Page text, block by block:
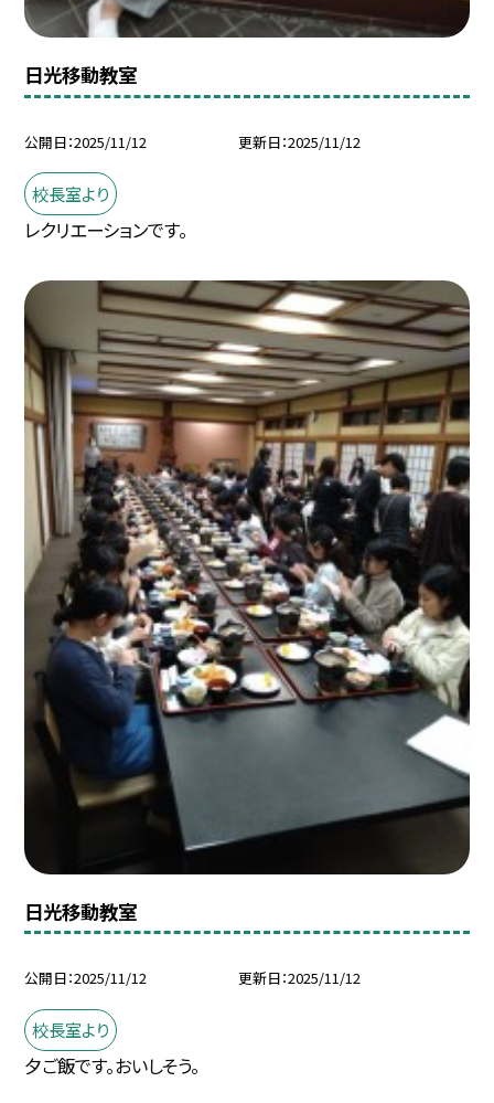
日光移動教室
公開日 2025/11/12 更新日 2025/11/12
校長室より
レクリエーションです。
日光移動教室
公開日 2025/11/12 更新日 2025/11/12
校長室より
夕ご飯です。おいしそう。